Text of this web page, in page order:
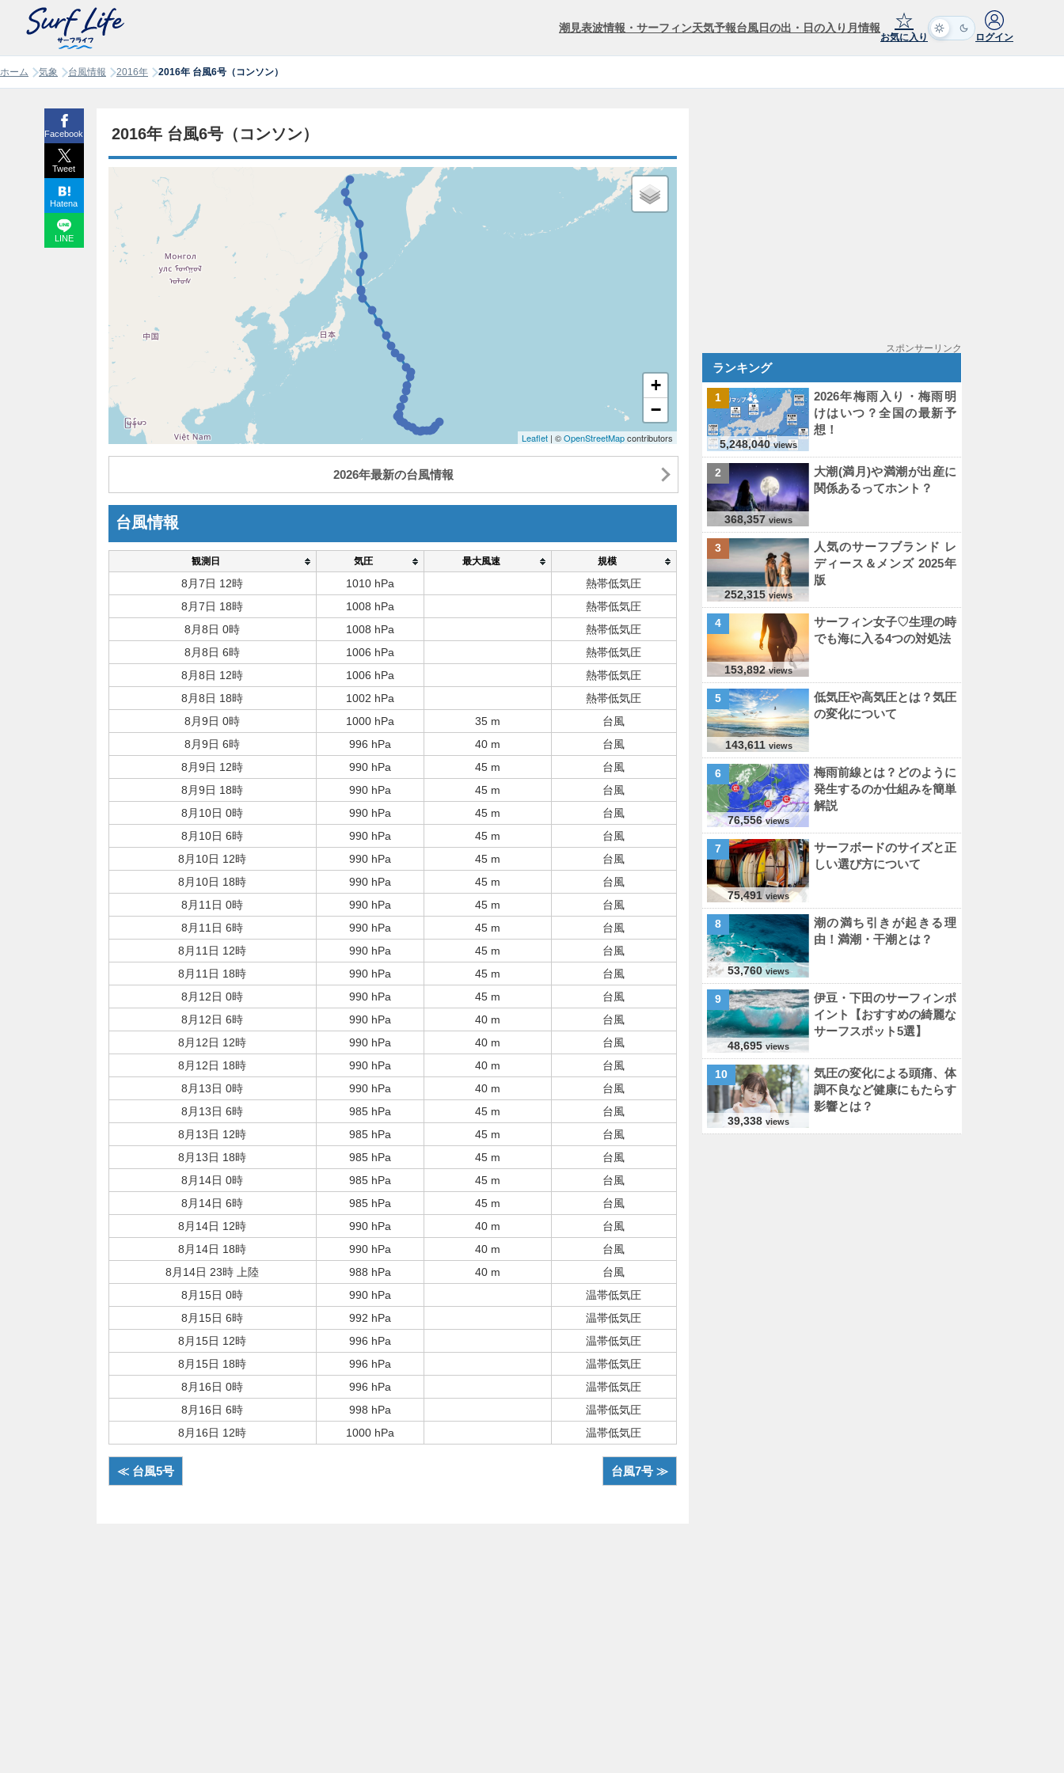
潮見表波情報・サーフィン天気予報台風日の出・日の入り 月情報 ☆
お気に入り ログイン
ホーム 気象 台風情報 2016年 2016年 台風6号（コンソン）
2016年 台風6号（コンソン）
+
−
Leaflet | ©OpenStreetMapcontributors
2026年最新の台風情報
台風情報
観測日 気圧 最大風速 規模
8月7日 12時 1010 hPa
熱帯低気圧
8月7日 18時
1008 hPa
熱帯低気圧
8月8日 0時
1008 hPa
熱帯低気圧
8月8日 6時
1006 hPa
熱帯低気圧
8月8日 12時
1006 hPa
熱帯低気圧
8月8日 18時
1002 hPa
熱帯低気圧
8月9日 0時
1000 hPa 35 m
台風
8月9日 6時
996 hPa 40 m
台風
8月9日 12時
990 hPa 45 m
台風
8月9日 18時
990 hPa 45 m
台風
8月10日 0時
990 hPa 45 m
台風
8月10日 6時
990 hPa 45 m
台風
8月10日 12時
990 hPa 45 m
台風
8月10日 18時
990 hPa 45 m
台風
8月11日 0時
990 hPa 45 m
台風
8月11日 6時
990 hPa 45 m
台風
8月11日 12時
990 hPa 45 m
台風
8月11日 18時
990 hPa 45 m
台風
8月12日 0時
990 hPa 45 m
台風
8月12日 6時
990 hPa 40 m
台風
8月12日 12時
990 hPa 40 m
台風
8月12日 18時
990 hPa 40 m
台風
8月13日 0時
990 hPa 40 m
台風
8月13日 6時
985 hPa 45 m
台風
8月13日 12時
985 hPa 45 m
台風
8月13日 18時
985 hPa 45 m
台風
8月14日 0時
985 hPa 45 m
台風
8月14日 6時
985 hPa 45 m
台風
8月14日 12時
990 hPa 40 m
台風
8月14日 18時
990 hPa 40 m
台風
8月14日 23時 上陸
988 hPa 40 m
台風
8月15日 0時
990 hPa
温帯低気圧
8月15日 6時
992 hPa
温帯低気圧
8月15日 12時
996 hPa
温帯低気圧
8月15日 18時
996 hPa
温帯低気圧
8月16日 0時
996 hPa
温帯低気圧
8月16日 6時
998 hPa
温帯低気圧
8月16日 12時
1000 hPa 温帯低気圧
≪ 台風5号 台風7号 ≫
Facebook
Tweet
Hatena
LINE
スポンサーリンク
ランキング
1
5,248,040 views
2026年梅雨入り・梅雨明
けはいつ？全国の最新予
想！
2
368,357 views
大潮(満月)や満潮が出産に
関係あるってホント？
3
252,315 views
人気のサーフブランド レ
ディース＆メンズ 2025年
版
4
153,892 views
サーフィン女子♡生理の時
でも海に入る4つの対処法
5
143,611 views
低気圧や高気圧とは？気圧
の変化について
6
76,556 views
梅雨前線とは？どのように
発生するのか仕組みを簡単
解説
7
75,491 views
サーフボードのサイズと正
しい選び方について
8
53,760 views
潮の満ち引きが起きる理
由！満潮・干潮とは？
9
48,695 views
伊豆・下田のサーフィンポ
イント【おすすめの綺麗な
サーフスポット5選】
10
39,338 views
気圧の変化による頭痛、体
調不良など健康にもたらす
影響とは？